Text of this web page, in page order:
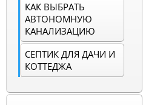
КАК ВЫБРАТЬ
АВТОНОМНУЮ
КАНАЛИЗАЦИЮ
СЕПТИК ДЛЯ ДАЧИ И
КОТТЕДЖА